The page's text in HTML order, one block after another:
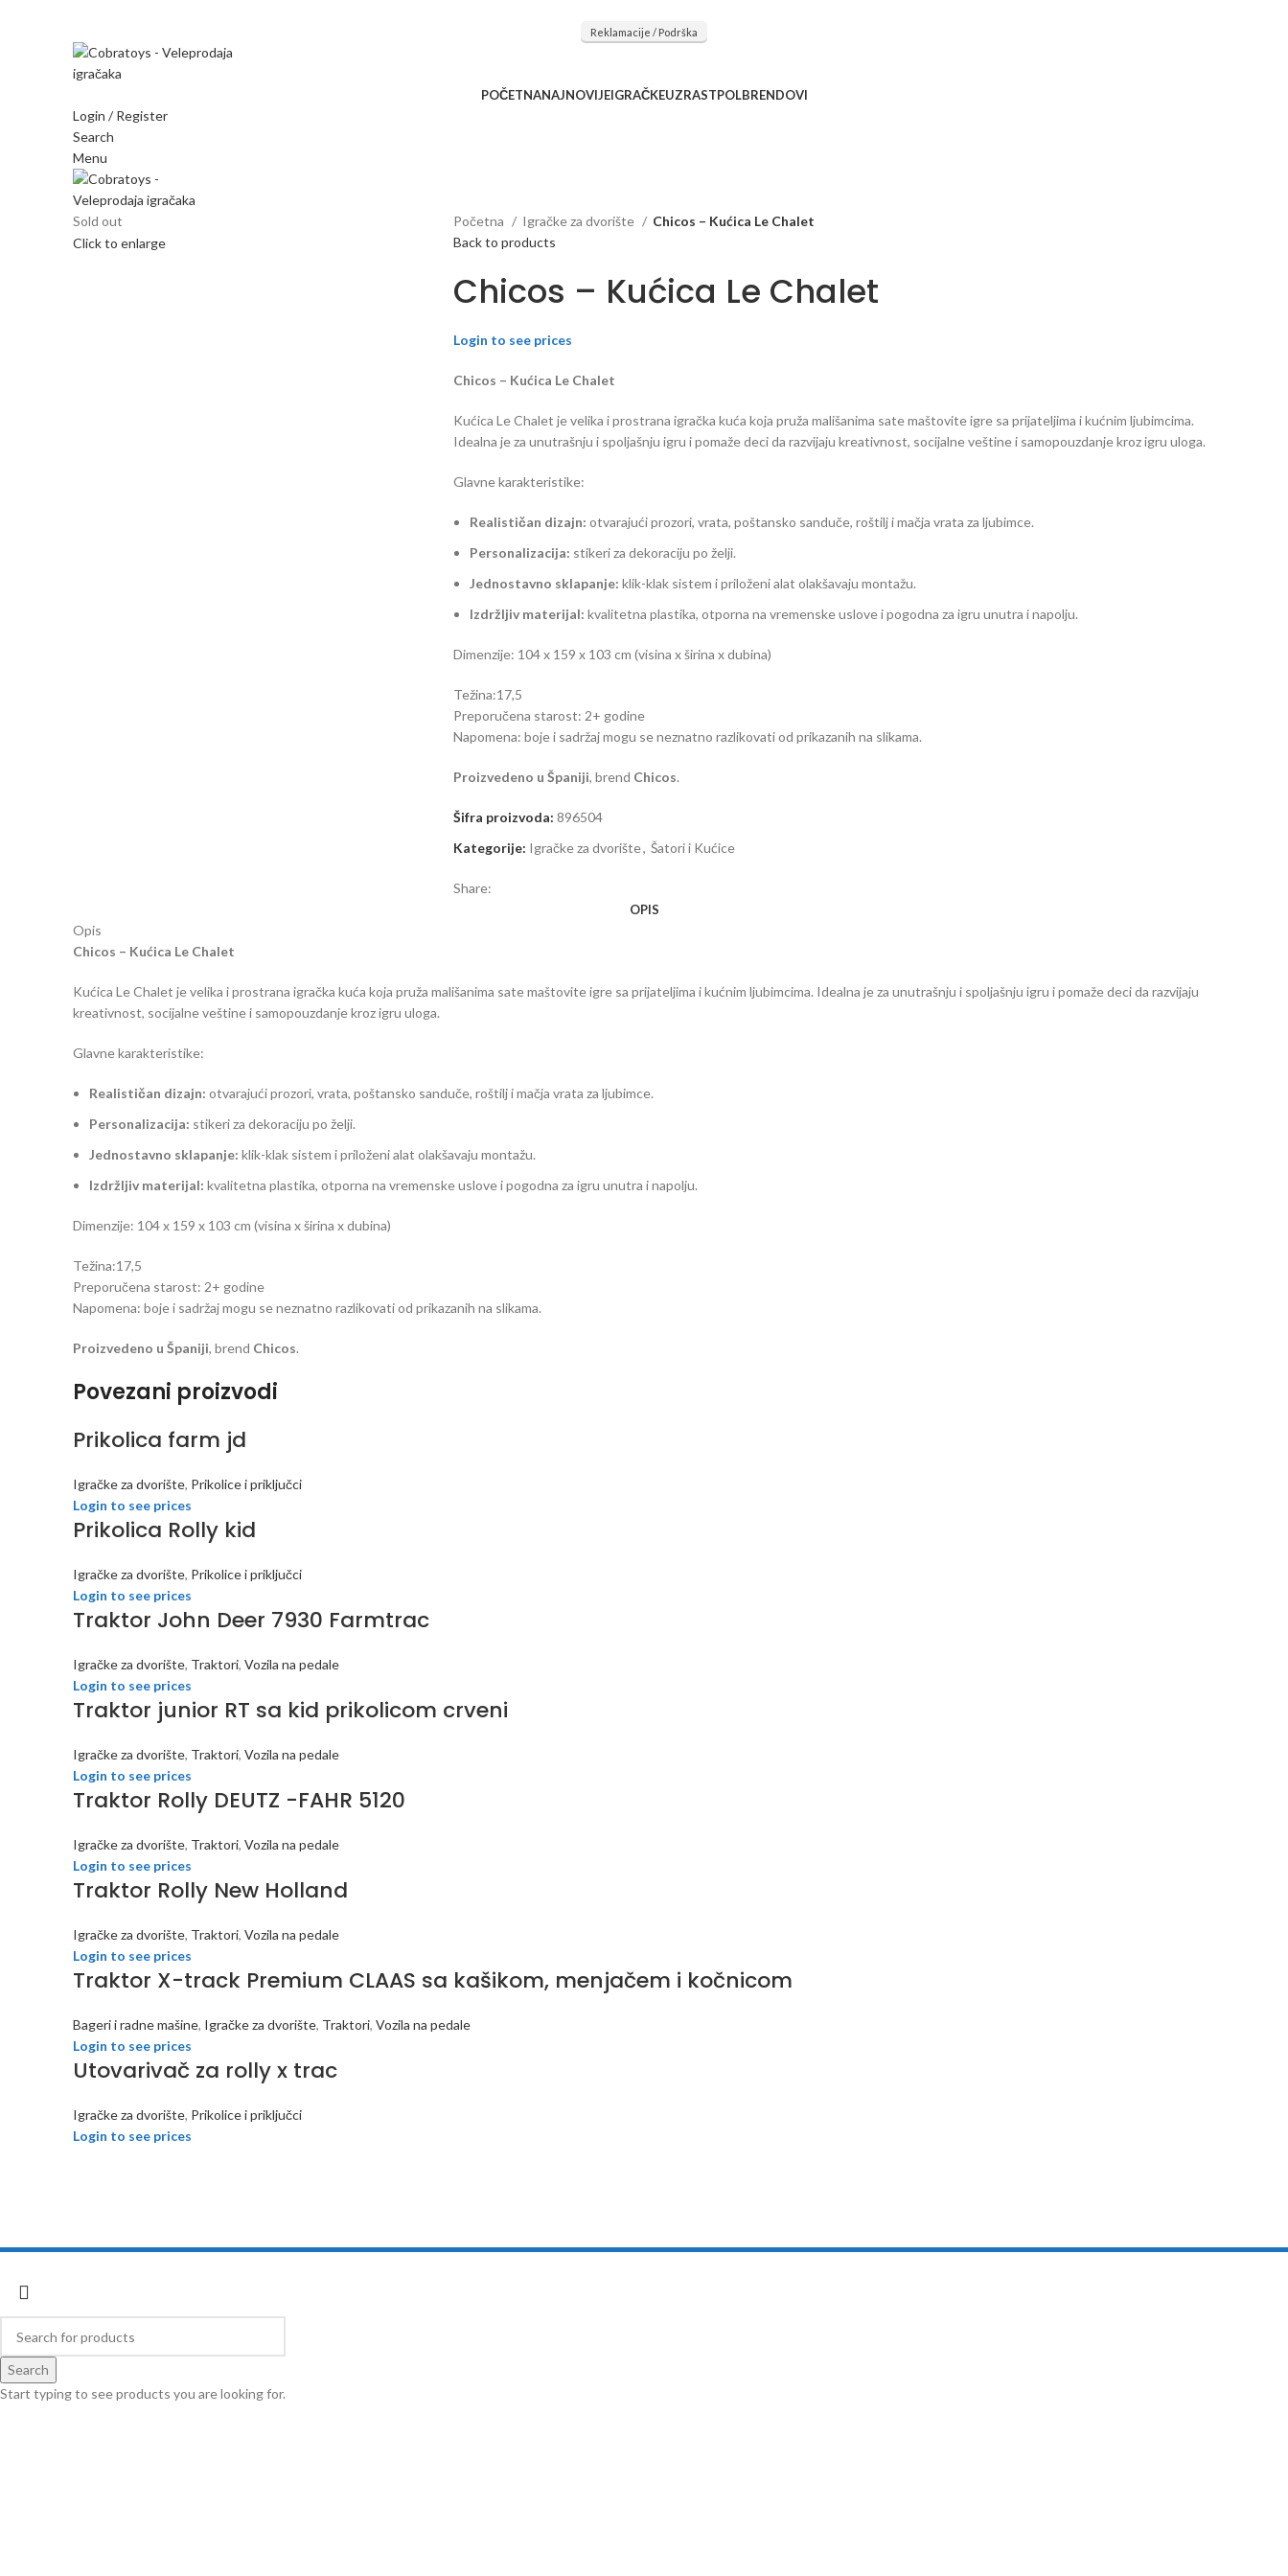
Reklamacije / Podrška
POČETNANAJNOVIJEIGRAČKEUZRASTPOLBRENDOVI
Login / Register
Search
Menu
Sold out
Click to enlarge
Početna Igračke za dvorište
Chicos – Kućica Le Chalet
Back to products
Chicos – Kućica Le Chalet
Login to see prices
Chicos – Kućica Le Chalet
Kućica Le Chalet je velika i prostrana igračka kuća koja pruža mališanima sate maštovite igre sa prijateljima i kućnim ljubimcima.
Idealna je za unutrašnju i spoljašnju igru i pomaže deci da razvijaju kreativnost, socijalne veštine i samopouzdanje kroz igru uloga.
Glavne karakteristike:
Realističan dizajn: otvarajući prozori, vrata, poštansko sanduče, roštilj i mačja vrata za ljubimce.
Personalizacija: stikeri za dekoraciju po želji.
Jednostavno sklapanje: klik-klak sistem i priloženi alat olakšavaju montažu.
Izdržljiv materijal: kvalitetna plastika, otporna na vremenske uslove i pogodna za igru unutra i napolju.
Dimenzije: 104 x 159 x 103 cm (visina x širina x dubina)
Težina:17,5
Preporučena starost: 2+ godine
Napomena: boje i sadržaj mogu se neznatno razlikovati od prikazanih na slikama.
Proizvedeno u Španiji, brend Chicos.
Šifra proizvoda:896504
Kategorije: Igračke za dvorište, Šatori i Kućice
Share:
OPIS
Opis
Chicos – Kućica Le Chalet
Kućica Le Chalet je velika i prostrana igračka kuća koja pruža mališanima sate maštovite igre sa prijateljima i kućnim ljubimcima. Idealna je za unutrašnju i spoljašnju igru i pomaže deci da razvijaju
kreativnost, socijalne veštine i samopouzdanje kroz igru uloga.
Glavne karakteristike:
Realističan dizajn: otvarajući prozori, vrata, poštansko sanduče, roštilj i mačja vrata za ljubimce.
Personalizacija: stikeri za dekoraciju po želji.
Jednostavno sklapanje: klik-klak sistem i priloženi alat olakšavaju montažu.
Izdržljiv materijal: kvalitetna plastika, otporna na vremenske uslove i pogodna za igru unutra i napolju.
Dimenzije: 104 x 159 x 103 cm (visina x širina x dubina)
Težina:17,5
Preporučena starost: 2+ godine
Napomena: boje i sadržaj mogu se neznatno razlikovati od prikazanih na slikama.
Proizvedeno u Španiji, brend Chicos.
Povezani proizvodi
Prikolica farm jd
Igračke za dvorište, Prikolice i priključci
Login to see prices
Prikolica Rolly kid
Igračke za dvorište, Prikolice i priključci
Login to see prices
Traktor John Deer 7930 Farmtrac
Igračke za dvorište, Traktori, Vozila na pedale
Login to see prices
Traktor junior RT sa kid prikolicom crveni
Igračke za dvorište, Traktori, Vozila na pedale
Login to see prices
Traktor Rolly DEUTZ -FAHR 5120
Igračke za dvorište, Traktori, Vozila na pedale
Login to see prices
Traktor Rolly New Holland
Igračke za dvorište, Traktori, Vozila na pedale
Login to see prices
Traktor X-track Premium CLAAS sa kašikom, menjačem i kočnicom
Bageri i radne mašine, Igračke za dvorište, Traktori, Vozila na pedale
Login to see prices
Utovarivač za rolly x trac
Igračke za dvorište, Prikolice i priključci
Login to see prices
Search
Start typing to see products you are looking for.